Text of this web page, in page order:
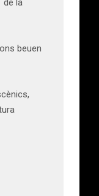
de la
beuen